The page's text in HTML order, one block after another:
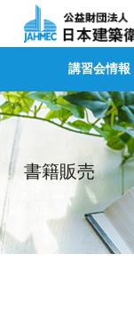
講習会情報
書籍販売